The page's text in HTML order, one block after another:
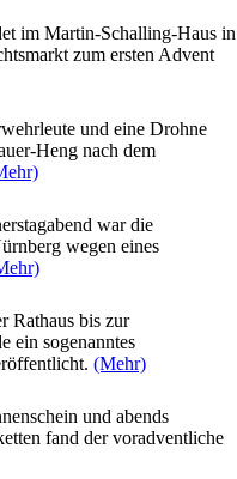
im Martin-Schalling-Haus in
zum ersten Advent
und eine Drohne
Heng nach dem
war die
wegen eines
Rathaus bis zur
ein sogenanntes
(Mehr)
und abends
fand der voradventliche